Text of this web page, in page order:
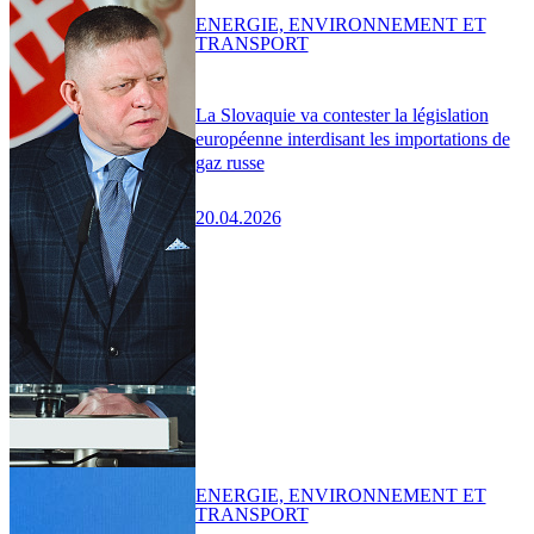
La Slovaquie va contester la législation
européenne interdisant les importations de
gaz russe
20.04.2026
ENERGIE, ENVIRONNEMENT ET
TRANSPORT
ENERGIE, ENVIRONNEMENT ET
TRANSPORT